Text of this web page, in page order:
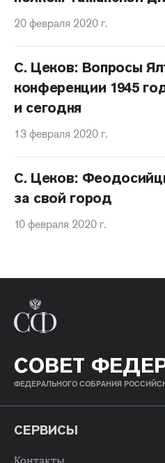
20 февраля 2020 г.
С. Цеков: Вопросы
конференции 1945
и сегодня
13 февраля 2020 г.
С. Цеков:
за свой город
10 февраля 2020 г.
СОВЕТ
ФЕДЕРАЛЬНОГО СОБРАНИЯ
СЕРВИСЫ
Контакты